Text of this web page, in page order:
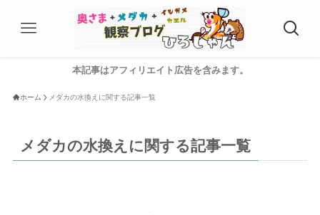
本記事はアフィリエイト広告を含みます。
ホーム メダカの水換えに関する記事一覧
メダカの水換えに関する記事一覧